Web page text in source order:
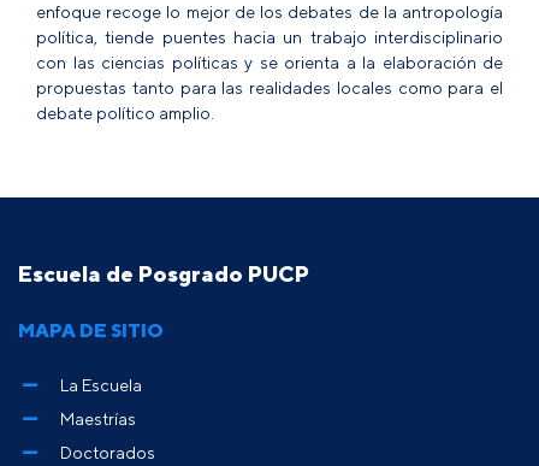
enfoque recoge lo mejor de los debates de la antropología
política, tiende puentes hacia un trabajo interdisciplinario
con las ciencias políticas y se orienta a la elaboración de
propuestas tanto para las realidades locales como para el
debate político amplio.
Escuela de Posgrado PUCP
MAPA DE SITIO
La Escuela
Maestrías
Doctorados